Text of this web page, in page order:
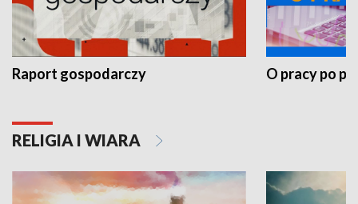
Raport gospodarczy O pracy po
RELIGIA I WIARA